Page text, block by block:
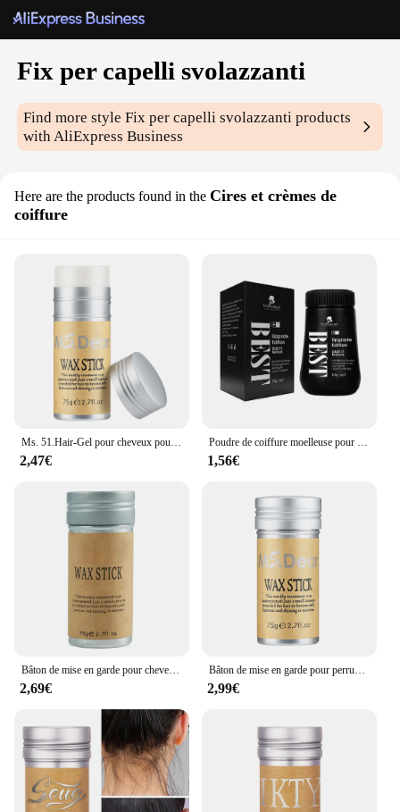
Fix per capelli svolazzanti
Find more styleFix per capelli svolazzanti products
with AliExpress Business
Here are the products found in the Cires et crèmes de
coiffure
Ms. 51.Hair-Gel pour cheveux pour hommes et femmes, style anciers d'avertissement, artefact pour cheveux cassés, partenaires pour cheveux moelleux
2,47€
Poudre de coiffure moelleuse pour hommes et femmes, design de coupe de cheveux, augmentation du volume des cheveux, partenaires de frisottis, modèle durable, reétiquettes
1,56€
Bâton de mise en garde pour cheveux cassés, crème de gel coiffante, partenaires pour frisottis, coiffage moelleux pour enfants, hommes et femmes, 75g, 15g
2,69€
Bâton de mise en garde pour perruques pour hommes et femmes, appareils de coiffage d'artefact, crème de gel capillaire, moelleux, lisse, cassé, professionnel, partenaires, 1-3 pièces
2,99€